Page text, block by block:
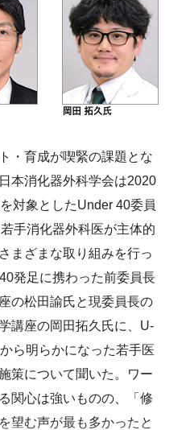
・育成が喫緊の課題とな
本消化器外科学会は2020
対象としたUnder 40委員
手消化器外科医が主体的
まざまな取り組みを行っ
発足に携わった前委員長
の松田諭氏と現委員長の
講座の岡田拓久氏に、U-
ら明らかになった若手医
策について聞いた。ワー
関心は強いものの、「修
望む声が最も多かったと